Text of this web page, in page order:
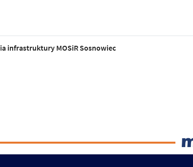
infrastruktury MOSiR Sosnowiec